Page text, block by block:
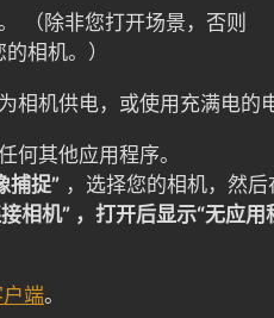
（除非您打开场景，否则
相机。）
相机供电，或使用充满电的
何其他应用程序。
捕捉” ，选择您的相机，然后
相机” ，打开后显示“无应用
端。